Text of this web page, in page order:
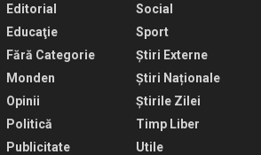
Editorial
Educaţie
Fără Categorie
Monden
Opinii
Politică
Publicitate
Social
Sport
Știri Externe
Știri Naționale
Știrile Zilei
Timp Liber
Utile